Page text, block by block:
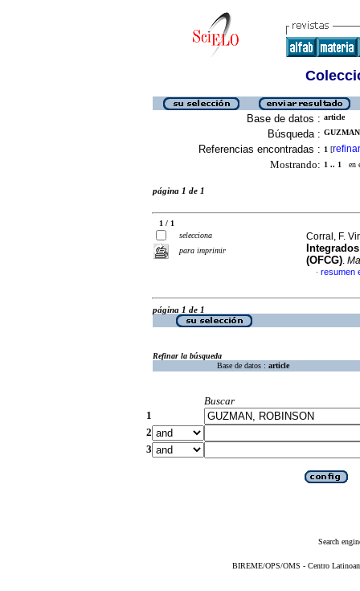
Base de datos : article
Búsqueda :
Referencias encontradas : 1 [refinar
Mostrando: 1 .. 1 en
página 1 de 1
1 / 1
selecciona
para imprimir
Corral, F.
(OFCG).
· resumen
página 1 de 1
Refinar la búsqueda
Base de datos : article
Buscar
1
2
3
Search
BIREME/OPS/OMS - Centro